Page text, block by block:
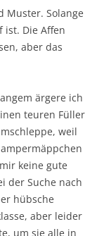
Muster. Solange
ist. Die Affen
aber das
ärgere ich
teuren Füller
weil
keine gute
der Suche nach
hübsche
aber leider
um sie alle in